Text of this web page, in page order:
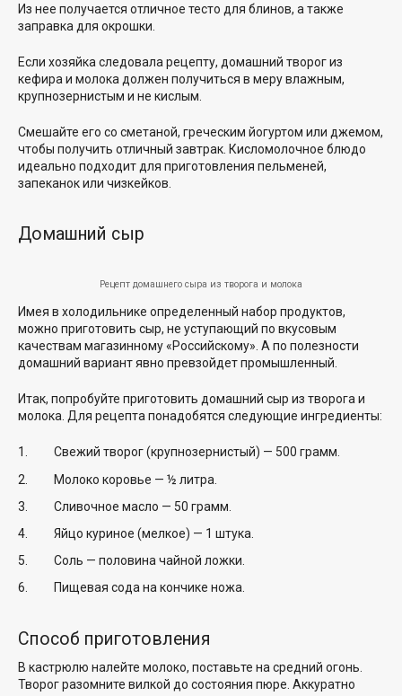
Из нее получается отличное тесто для блинов, а также
заправка для окрошки.
Если хозяйка следовала рецепту, домашний творог из
кефира и молока должен получиться в меру влажным,
крупнозернистым и не кислым.
Смешайте его со сметаной, греческим йогуртом или джемом,
чтобы получить отличный завтрак. Кисломолочное блюдо
идеально подходит для приготовления пельменей,
запеканок или чизкейков.
Домашний сыр
Рецепт домашнего сыра из творога и молока
Имея в холодильнике определенный набор продуктов,
можно приготовить сыр, не уступающий по вкусовым
качествам магазинному «Российскому». А по полезности
домашний вариант явно превзойдет промышленный.
Итак, попробуйте приготовить домашний сыр из творога и
молока. Для рецепта понадобятся следующие ингредиенты:
Свежий творог (крупнозернистый) — 500 грамм.
Молоко коровье — ½ литра.
Сливочное масло — 50 грамм.
Яйцо куриное (мелкое) — 1 штука.
Соль — половина чайной ложки.
Пищевая сода на кончике ножа.
Способ приготовления
В кастрюлю налейте молоко, поставьте на средний огонь.
Творог разомните вилкой до состояния пюре. Аккуратно